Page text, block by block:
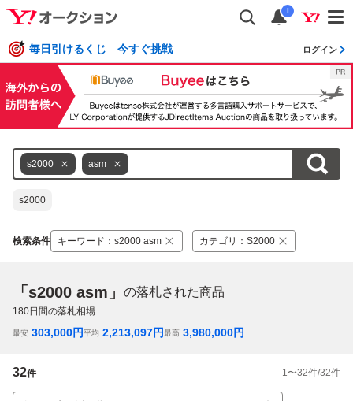
i
毎日引けるくじ 今すぐ挑戦 ログイン
s2000 asm
s2000
検索条件 キーワード ： s2000 asm カテゴリ ： S2000
「s2000 asm」 の落札された商品
180日間の落札相場
最安 303,000円平均 2,213,097円最高 3,980,000円
32件 1 〜32件/32件